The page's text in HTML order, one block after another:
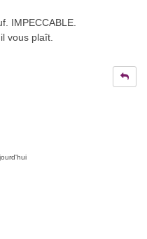
IMPECCABLE.
vous plaît.